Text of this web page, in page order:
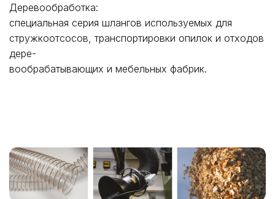
Деревообработка:
специальная серия шлангов используемых для
стружкоотсосов, транспортировки опилок и отходов
дере-
вообрабатывающих и мебельных фабрик.